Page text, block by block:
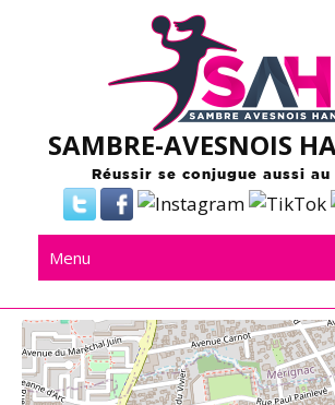
SAMBRE-AVESNOIS
Réussir se conjugue aussi
Menu